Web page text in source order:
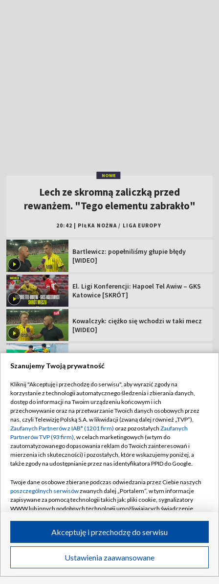
Transmisje Wideo
NOWE
Lech ze skromną zaliczką przed
rewanżem. "Tego elementu zabrakło"
20:42 PIŁKA NOŻNA / LIGA EUROPY
Bartlewicz: popełniliśmy głupie błędy
[WIDEO]
El. Ligi Konferencji: Hapoel Tel Awiw – GKS
Katowice [SKRÓT]
Kowalczyk: ciężko się wchodzi w taki mecz
[WIDEO]
Popis skrzydłowego Jagi. "Dubletu nie
zdobyłem nawet w Ekstraklasie"
Zagrali potencjalni rywale Polaków. Jest
jedna niespodzianka
Polskie kluby w europejskich pucharach.
Sprawdź terminarz!
TVP
Abonament TVP
Biuro Reklamy
Oferta Handlowa
Telegazeta ogłoszenia
Emisja w TVP
Regulamin TVP
Moje zgody
Biuro reklamy
Kontakt
Szanujemy Twoją prywatność
Kliknij "Akceptuję i przechodzę do serwisu", aby wyrazić zgody na
korzystanie z technologii automatycznego śledzenia i zbierania danych,
dostęp do informacji na Twoim urządzeniu końcowym i ich
przechowywanie oraz na przetwarzanie Twoich danych osobowych przez
nas, czyli Telewizję Polską S.A. w likwidacji (zwaną dalej również „TVP”),
Zaufanych Partnerów z IAB* (1201 firm) oraz pozostałych Zaufanych
Partnerów TVP (93 firm), w celach marketingowych (w tym do
zautomatyzowanego dopasowania reklam do Twoich zainteresowań i
mierzenia ich skuteczności) i pozostałych, które wskazujemy poniżej, a
także zgody na udostępnianie przez nas identyfikatora PPID do Google.
Twoje dane osobowe zbierane podczas odwiedzania przez Ciebie naszych
poszczególnych serwisówzwanych dalej „Portalem”, w tym informacje
zapisywane za pomocą technologii takich jak: pliki cookie, sygnalizatory
WWW lub innych podobnych technologii umożliwiających świadczenie
ruchu w Internecie.
Twoje dane osobowe zbierane podczas odwiedzania przez Ciebie
poszczególnych serwisówna Portalu, takie jak adresy IP, identyfikatory
Ustawienia zaawansowane
Akceptuję i przechodzę do serwisu